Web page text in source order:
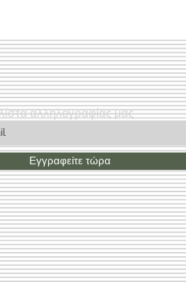
αλληλογραφίας μας
Εγγραφείτε τώρα